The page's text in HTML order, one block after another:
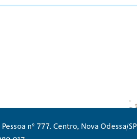
Pessoa nº 777. Centro, Nova Odessa/SP